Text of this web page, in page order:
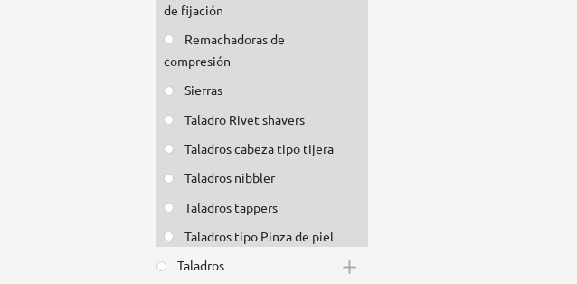
de fijación
Remachadoras de
compresión
Sierras
Taladro Rivet shavers
Taladros cabeza tipo tijera
Taladros nibbler
Taladros tappers
Taladros tipo Pinza de piel
Taladros